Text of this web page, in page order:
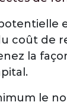
coût de
la
le